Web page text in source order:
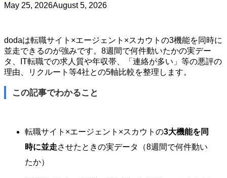
May 25, 2026August 5, 2026
dodaは転職サイト×エージェント×スカウトの3機能を同時に
並走できるのが強みです。8週間で何件動いたかの実デー
タ、IT転職での求人質や年収帯、「連絡が多い」等の悪評の
理由、リクルート等4社との5軸比較を整理します。
この記事でわかること
転職サイト×エージェント×スカウトの3大機能を同
時に並走させたときの実データ（8週間で何件動い
たか）